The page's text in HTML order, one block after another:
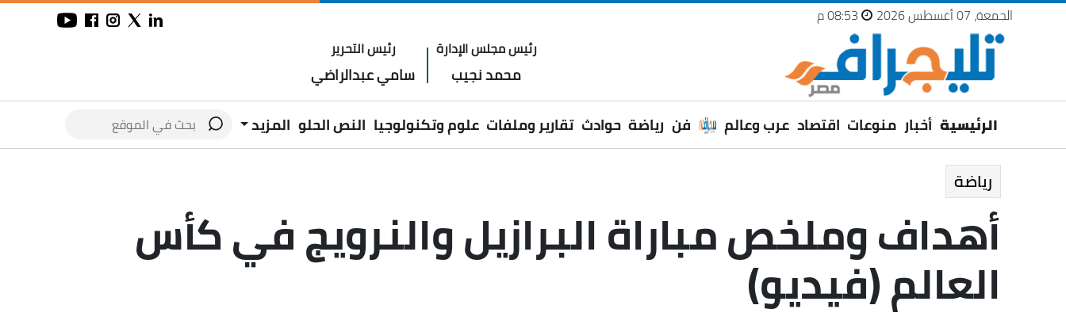
الجمعة، 07 أغسطس 2026
رئيس مجلس الإدارة
محمد نجيب
رئيس التحرير
سامي عبدالراضي
الرئيسية أخبار منوعات اقتصاد عرب وعالم فن رياضة حوادث تقارير وملفات علوم وتكنولوجيا النص الحلو المزيد
رياضة
أهداف وملخص مباراة البرازيل والنرويج في كأس
العالم (فيديو)